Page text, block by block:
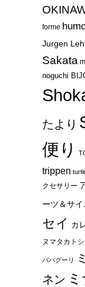
forme
Jurgen
Sakata
noguchi
たより
便り
trippen
クセサリー
ーツ＆サ
セイ カ
ヌマタカトシ
ババグーリ
ネン